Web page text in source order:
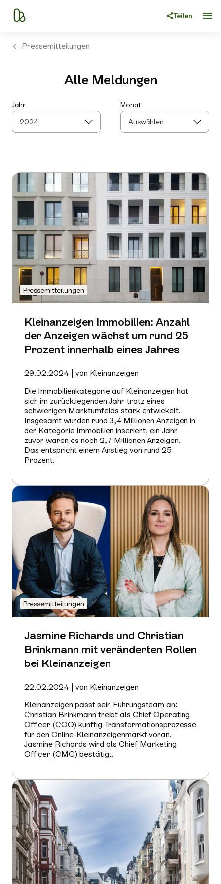
Teilen
Pressemitteilungen
Alle Meldungen
Jahr Monat
Kleinanzeigen Immobilien: Anzahl
der Anzeigen wächst um rund 25
Prozent innerhalb eines Jahres
29.02.2024 | von Kleinanzeigen
Die Immobilienkategorie auf Kleinanzeigen hat
sich im zurückliegenden Jahr trotz eines
schwierigen Marktumfelds stark entwickelt.
Insgesamt wurden rund 3,4 Millionen Anzeigen in
der Kategorie Immobilien inseriert, ein Jahr
zuvor waren es noch 2,7 Millionen Anzeigen.
Das entspricht einem Anstieg von rund 25
Prozent.
erfahren
Pressemitteilungen
Jasmine Richards und Christian
Brinkmann mit veränderten Rollen
bei Kleinanzeigen
22.02.2024 | von Kleinanzeigen
Kleinanzeigen passt sein Führungsteam an:
Christian Brinkmann treibt als Chief Operating
Officer (COO) künftig Transformationsprozesse
für den Online-Kleinanzeigenmarkt voran.
Jasmine Richards wird als Chief Marketing
Officer (CMO) bestätigt.
erfahren
Pressemitteilungen